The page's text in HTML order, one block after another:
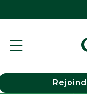
Choisir une